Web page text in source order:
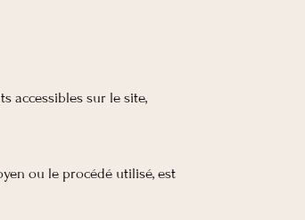
accessibles sur le site,
ou le procédé utilisé, est